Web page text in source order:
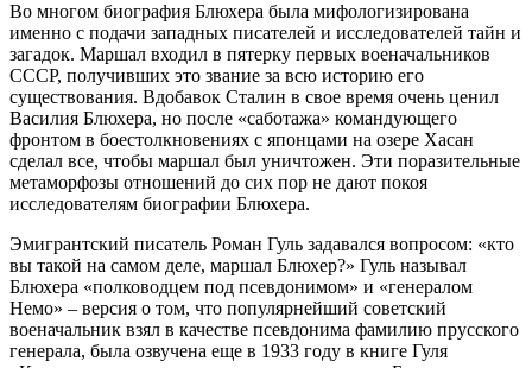
Во многом биография Блюхера была мифологизирована
именно с подачи западных писателей и исследователей тайн и
загадок. Маршал входил в пятерку первых военачальников
СССР, получивших это звание за всю историю его
существования. Вдобавок Сталин в свое время очень ценил
Василия Блюхера, но после «саботажа» командующего
фронтом в боестолкновениях с японцами на озере Хасан
сделал все, чтобы маршал был уничтожен. Эти поразительные
метаморфозы отношений до сих пор не дают покоя
исследователям биографии Блюхера.
Эмигрантский писатель Роман Гуль задавался вопросом: «кто
вы такой на самом деле, маршал Блюхер?» Гуль называл
Блюхера «полководцем под псевдонимом» и «генералом
Немо» – версия о том, что популярнейший советский
военачальник взял в качестве псевдонима фамилию прусского
генерала, была озвучена еще в 1933 году в книге Гуля